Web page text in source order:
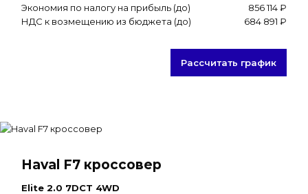
Экономия по налогу на прибыль (до)
856 114 ₽
НДС к возмещению из бюджета (до)
684 891 ₽
Рассчитать график
Haval F7 кроссовер
Elite 2.0 7DCT 4WD